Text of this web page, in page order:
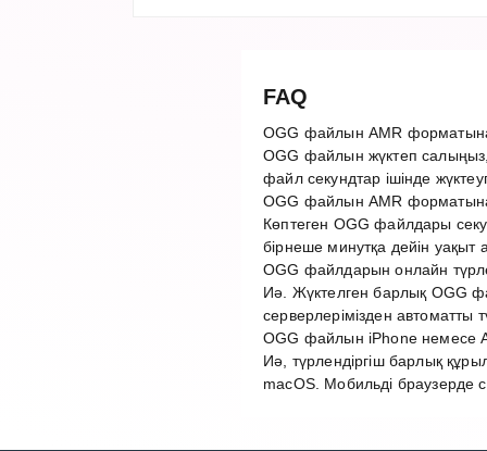
FAQ
OGG файлын AMR
OGG файлын жүктеп
файл секундтар ішінде
OGG файлын AMR
Көптеген OGG файлдары
бірнеше минутқа дейін
OGG файлдарын онлайн
Иә. Жүктелген барлық OGG
серверлерімізден
OGG файлын iPhone немесе
Иә, түрлендіргіш барлық
macOS. Мобильді браузерде